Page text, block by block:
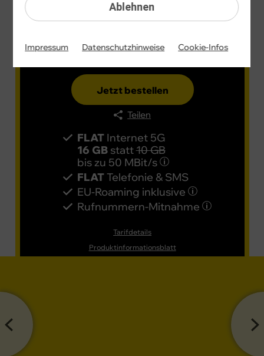
Bereitstellungspreis 0,– €
1 Monat
Jetzt bestellen
Teilen
FLATInternet 5G
16 GB statt10 GB
bis zu 50 MBit/s
FLATTelefonie & SMS
EU-Roaming inklusive
Rufnummern-​Mitnahme
Tarifdetails
Produktinformationsblatt
Ablehnen
Impressum Datenschutzhinweise Cookie-Infos